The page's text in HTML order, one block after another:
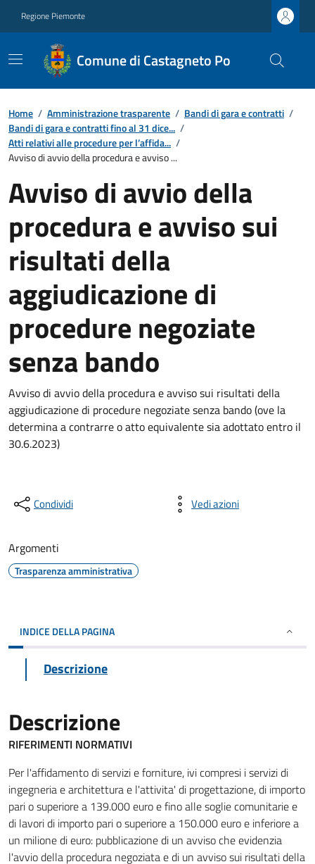
Regione Piemonte
Comune di Castagneto Po
Home / Amministrazione trasparente / Bandi di gara e contratti /
Bandi di gara e contratti fino al 31 dice... /
Atti relativi alle procedure per l’affida... /
Avviso di avvio della procedura e avviso ...
Avviso di avvio della
procedura e avviso sui
risultati della
aggiudicazione di
procedure negoziate
senza bando
Avviso di avvio della procedura e avviso sui risultati della
aggiudicazione di procedure negoziate senza bando (ove la
determina a contrarre o atto equivalente sia adottato entro il
30.6.2023)
Condividi Vedi azioni
Argomenti
Trasparenza amministrativa
INDICE DELLA PAGINA
Descrizione
Descrizione
RIFERIMENTI NORMATIVI
Per l'affidamento di servizi e forniture, ivi compresi i servizi di
ingegneria e architettura e l'attivita' di progettazione, di importo
pari o superiore a 139.000 euro e fino alle soglie comunitarie e
di lavori di importo pari o superiore a 150.000 euro e inferiore a
un milione di euro: pubblicazione di un avviso che evidenzia
l'avvio della procedura negoziata e di un avviso sui risultati della